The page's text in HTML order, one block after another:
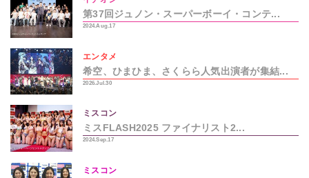
第37回ジュノン・スーパーボーイ・コンテ...
2024.Aug.17
エンタメ
希空、ひまひま、さくらら人気出演者が集結...
2026.Jul.30
ミスコン
ミスFLASH2025 ファイナリスト2...
2024.Sep.17
ミスコン